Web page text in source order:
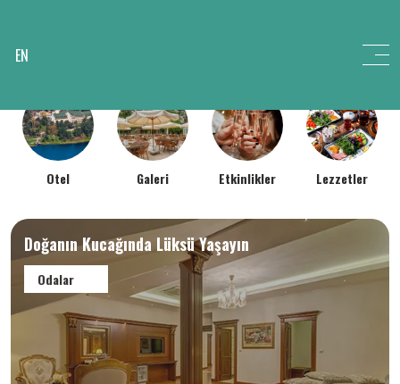
EN
Otel Galeri Etkinlikler Lezzetler
Doğanın Kucağında Lüksü Yaşayın
Odalar